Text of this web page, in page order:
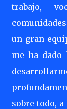
trabajo,
un gran
me ha
sobre todo,